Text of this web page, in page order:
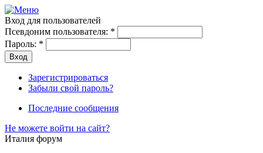
Вход для пользователей
Псевдоним пользователя: *
Пароль: *
Зарегистрироваться
Забыли свой пароль?
Последние сообщения
Не можете войти на сайт?
Италия форум